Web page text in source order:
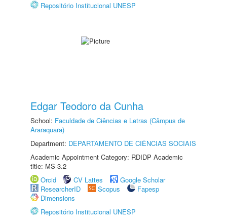
Repositório Institucional UNESP
Edgar Teodoro da Cunha
School: Faculdade de Ciências e Letras (Câmpus de
Araraquara)
Department: DEPARTAMENTO DE CIÊNCIAS SOCIAIS
Academic Appointment Category: RDIDP Academic
title: MS-3.2
Orcid
CV Lattes
Google Scholar
ResearcherID
Scopus
Fapesp
Dimensions
Repositório Institucional UNESP